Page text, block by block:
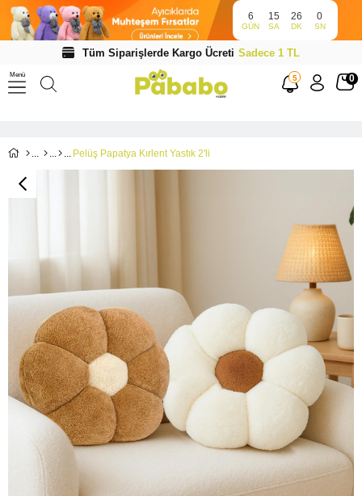
6
GÜN
15
SA
25
DK
59
SN
Tüm Siparişlerde Kargo Ücreti Sadece 1 TL
Menü 5 0
Pelüş Papatya Kırlent Yastık 2'li